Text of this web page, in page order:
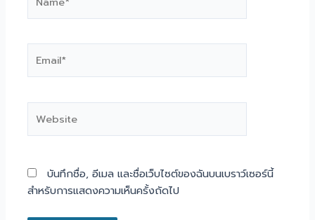
บันทึกชื่อ, อีเมล และชื่อเว็บไซต์ของฉันบนเบราว์เซอร์นี้
สำหรับการแสดงความเห็นครั้งถัดไป